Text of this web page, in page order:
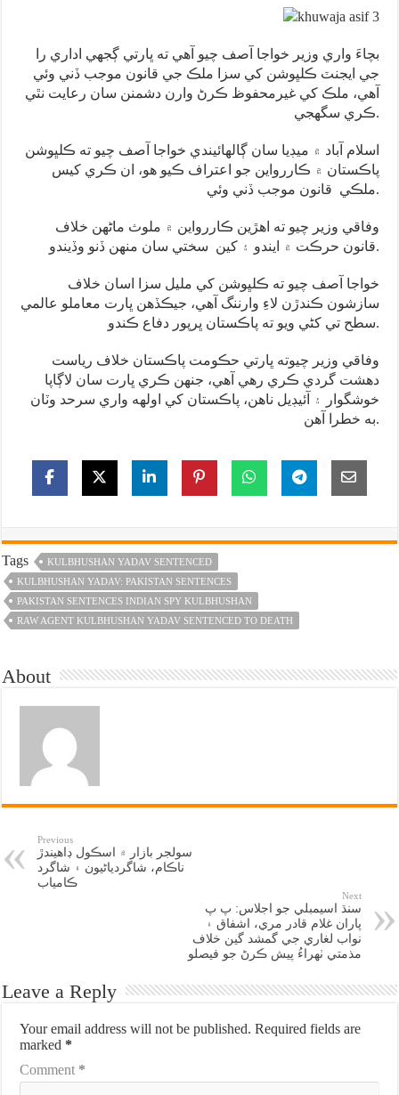
بچاءَ واري وزير خواجا آصف چيو آهي ته ڀارتي ڳجهي اداري را
جي ايجنٽ ڪلڀوشن کي سزا ملڪ جي قانون موجب ڏني وئي
آهي، ملڪ کي غيرمحفوظ ڪرڻ وارن دشمنن سان رعايت نٿي
ڪري سگهجي.
اسلام آباد ۾ ميڊيا سان ڳالهائيندي خواجا آصف چيو ته ڪلڀوشن
پاڪستان ۾ ڪاررواين جو اعتراف ڪيو هو، ان ڪري کيس
ملڪي قانون موجب ڏني وئي.
وفاقي وزير چيو ته اهڙين ڪاررواين ۾ ملوث ماڻهن خلاف
قانون حرڪت ۾ ايندو ۽ کين سختي سان منهن ڏنو وڏيندو.
خواجا آصف چيو ته ڪلڀوشن کي مليل سزا اسان خلاف
سازشون ڪندڙن لاءِ وارننگ آهي، جيڪڏهن ڀارت معاملو عالمي
سطح تي کڻي ويو ته پاڪستان ڀرپور دفاع ڪندو.
وفاقي وزير چيوته ڀارتي حڪومت پاڪستان خلاف رياست
دهشت گردي ڪري رهي آهي، جنهن ڪري ڀارت سان لاڳاپا
خوشگوار ۽ آئيڊيل ناهن، پاڪستان کي اولهه واري سرحد وٽان
به خطرا آهن.
Tags
KULBHUSHAN YADAV SENTENCED
KULBHUSHAN YADAV: PAKISTAN SENTENCES
PAKISTAN SENTENCES INDIAN SPY KULBHUSHAN
RAW AGENT KULBHUSHAN YADAV SENTENCED TO DEATH
About
Previous
سولجر بازار ۾ اسڪول ڊاهيندڙ
ناڪام، شاگردياڻيون ۽ شاگرد
ڪامياب
Next
سنڌ اسيمبلي جو اجلاس: پ پ
پاران غلام قادر مري، اشفاق ۽
نواب لغاري جي گمشد گين خلاف
مذمتي ٺهراءُ پيش ڪرڻ جو فيصلو
Leave a Reply
Your email address will not be published. Required fields are
marked *
Comment *